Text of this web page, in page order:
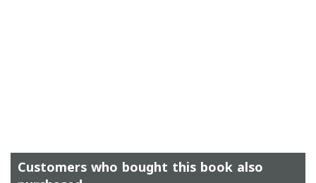
Customers who bought this book also